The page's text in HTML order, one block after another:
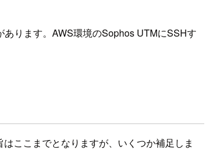
ります。AWS環境のSophos UTMにSSHす
ここまでとなりますが、いくつか補足しま